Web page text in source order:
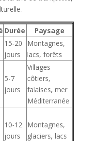
Durée
Paysage
15-20
jours
Montagnes,
lacs, forêts
5-7
jours
Villages
côtiers,
falaises, mer
Méditerranée
10-12
jours
Montagnes,
glaciers, lacs